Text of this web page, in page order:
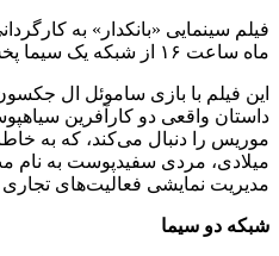
ماه ساعت ۱۶ از شبکه یک سیما پخش خواهد شد.
این فیلم با بازی ساموئل ال
داستان واقعی دو کارآفرین
میلادی، مردی سفیدپوست به نام
مدیریت نمایشی فعالیت‌های تجاری
شبکه دو سیما